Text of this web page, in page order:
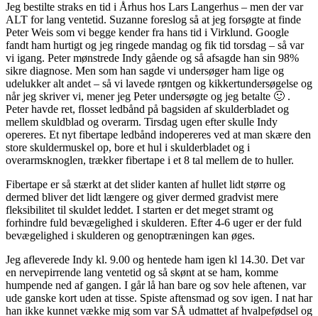
Jeg bestilte straks en tid i Århus hos Lars Langerhus – men der var
ALT for lang ventetid. Suzanne foreslog så at jeg forsøgte at finde
Peter Weis som vi begge kender fra hans tid i Virklund. Google
fandt ham hurtigt og jeg ringede mandag og fik tid torsdag – så var
vi igang. Peter mønstrede Indy gående og så afsagde han sin 98%
sikre diagnose. Men som han sagde vi undersøger ham lige og
udelukker alt andet – så vi lavede røntgen og kikkertundersøgelse og
når jeg skriver vi, mener jeg Peter undersøgte og jeg betalte 🙂 .
Peter havde ret, flosset ledbånd på bagsiden af skulderbladet og
mellem skuldblad og overarm. Tirsdag ugen efter skulle Indy
opereres. Et nyt fibertape ledbånd indopereres ved at man skære den
store skuldermuskel op, bore et hul i skulderbladet og i
overarmsknoglen, trækker fibertape i et 8 tal mellem de to huller.
Fibertape er så stærkt at det slider kanten af hullet lidt større og
dermed bliver det lidt længere og giver dermed gradvist mere
fleksibilitet til skuldet leddet. I starten er det meget stramt og
forhindre fuld bevægelighed i skulderen. Efter 4-6 uger er der fuld
bevægelighed i skulderen og genoptræningen kan øges.
Jeg afleverede Indy kl. 9.00 og hentede ham igen kl 14.30. Det var
en nervepirrende lang ventetid og så skønt at se ham, komme
humpende ned af gangen. I går lå han bare og sov hele aftenen, var
ude ganske kort uden at tisse. Spiste aftensmad og sov igen. I nat har
han ikke kunnet vække mig som var SÅ udmattet af hvalpefødsel og